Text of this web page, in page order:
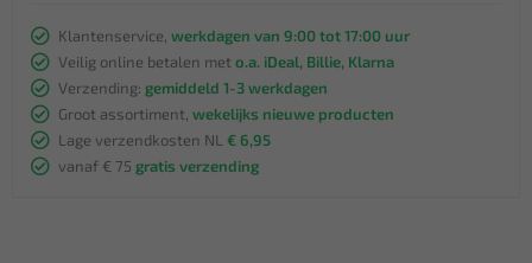
Klantenservice, werkdagen van 9:00 tot 17:00 uur
Veilig online betalen met o.a. iDeal, Billie, Klarna
Verzending: gemiddeld 1-3 werkdagen
Groot assortiment, wekelijks nieuwe producten
Lage verzendkosten NL € 6,95
vanaf € 75 gratis verzending